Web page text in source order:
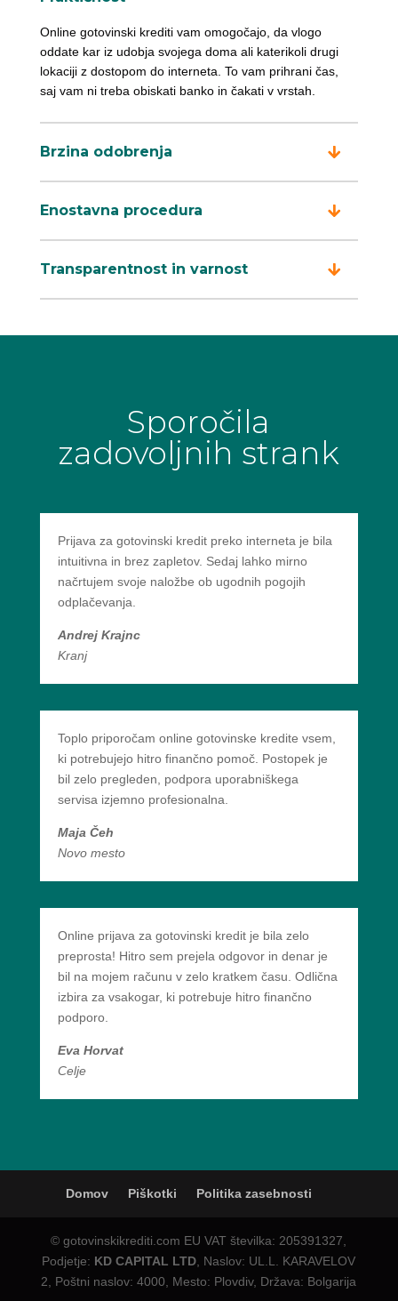
Online gotovinski krediti vam omogočajo, da vlogo
oddate kar iz udobja svojega doma ali katerikoli drugi
lokaciji z dostopom do interneta. To vam prihrani čas,
saj vam ni treba obiskati banko in čakati v vrstah.
Brzina odobrenja
Enostavna procedura
Transparentnost in varnost
Sporočila
zadovoljnih strank
Prijava za gotovinski kredit preko interneta je bila
intuitivna in brez zapletov. Sedaj lahko mirno
načrtujem svoje naložbe ob ugodnih pogojih
odplačevanja.
Andrej Krajnc
Kranj
Toplo priporočam online gotovinske kredite vsem,
ki potrebujejo hitro finančno pomoč. Postopek je
bil zelo pregleden, podpora uporabniškega
servisa izjemno profesionalna.
Maja Čeh
Novo mesto
Online prijava za gotovinski kredit je bila zelo
preprosta! Hitro sem prejela odgovor in denar je
bil na mojem računu v zelo kratkem času. Odlična
izbira za vsakogar, ki potrebuje hitro finančno
podporo.
Eva Horvat
Celje
Domov Piškotki Politika zasebnosti
© gotovinskikrediti.com EU VAT številka: 205391327,
Podjetje: KD CAPITAL LTD , Naslov: UL.L. KARAVELOV
2, Poštni naslov: 4000, Mesto: Plovdiv, Država: Bolgarija